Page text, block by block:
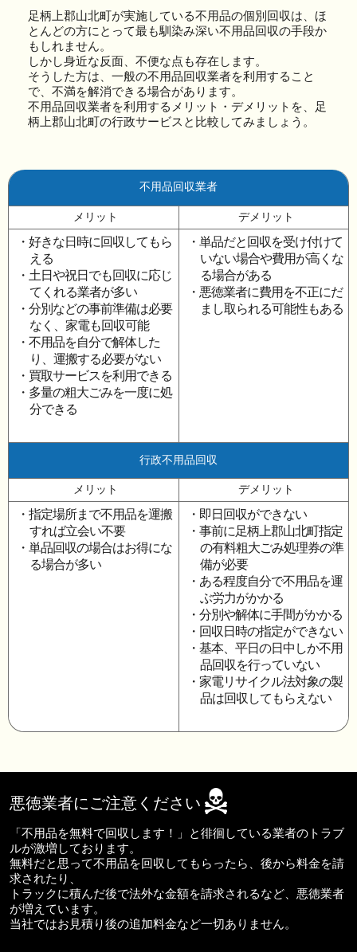
足柄上郡山北町が実施している不用品の個別回収は、ほ
とんどの方にとって最も馴染み深い不用品回収の手段か
もしれません。
しかし身近な反面、不便な点も存在します。
そうした方は、一般の不用品回収業者を利用すること
で、不満を解消できる場合があります。
不用品回収業者を利用するメリット・デメリットを、足
柄上郡山北町の行政サービスと比較してみましょう。
不用品回収業者
メリット デメリット
・好きな日時に回収してもら
える
・土日や祝日でも回収に応じ
てくれる業者が多い
・分別などの事前準備は必要
なく、家電も回収可能
・不用品を自分で解体した
り、運搬する必要がない
・買取サービスを利用できる
・多量の粗大ごみを一度に処
分できる
・単品だと回収を受け付けて
いない場合や費用が高くな
る場合がある
・悪徳業者に費用を不正にだ
まし取られる可能性もある
行政不用品回収
メリット デメリット
・指定場所まで不用品を運搬
すれば立会い不要
・単品回収の場合はお得にな
る場合が多い
・即日回収ができない
・事前に足柄上郡山北町指定
の有料粗大ごみ処理券の準
備が必要
・ある程度自分で不用品を運
ぶ労力がかかる
・分別や解体に手間がかかる
・回収日時の指定ができない
・基本、平日の日中しか不用
品回収を行っていない
・家電リサイクル法対象の製
品は回収してもらえない
悪徳業者にご注意ください
「不用品を無料で回収します！」と徘徊している業者のトラブ
ルが激増しております。
無料だと思って不用品を回収してもらったら、後から料金を請
求されたり、
トラックに積んだ後で法外な金額を請求されるなど、悪徳業者
が増えています。
当社ではお見積り後の追加料金など一切ありません。